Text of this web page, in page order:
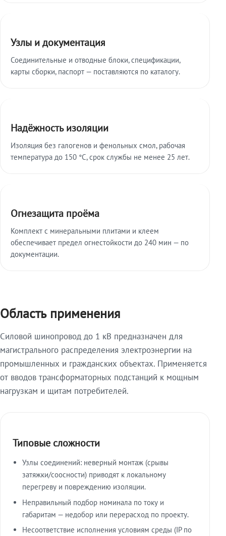
Узлы и документация
Соединительные и отводные блоки, спецификации,
карты сборки, паспорт — поставляются по каталогу.
Надёжность изоляции
Изоляция без галогенов и фенольных смол, рабочая
температура до 150 °C, срок службы не менее 25 лет.
Огнезащита проёма
Комплект с минеральными плитами и клеем
обеспечивает предел огнестойкости до 240 мин — по
документации.
Область применения
Силовой шинопровод до 1 кВ предназначен для
магистрального распределения электроэнергии на
промышленных и гражданских объектах. Применяется
от вводов трансформаторных подстанций к мощным
нагрузкам и щитам потребителей.
Типовые сложности
Узлы соединений: неверный монтаж (срывы
затяжки/соосности) приводят к локальному
перегреву и повреждению изоляции.
Неправильный подбор номинала по току и
габаритам — недобор или перерасход по проекту.
Несоответствие исполнения условиям среды (IP по